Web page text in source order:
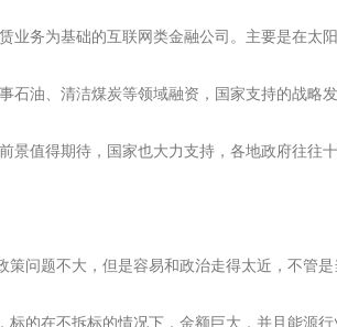
务为基础的互联网类金融公司。主要是在太阳
油、清洁煤炭等领域融资，国家支持的战略发
值得期待，国家也大力支持，各地政府往往
题不大，但是容易和政治走得太近，不管是
在不拆标的情况下，金额巨大，并且能源行